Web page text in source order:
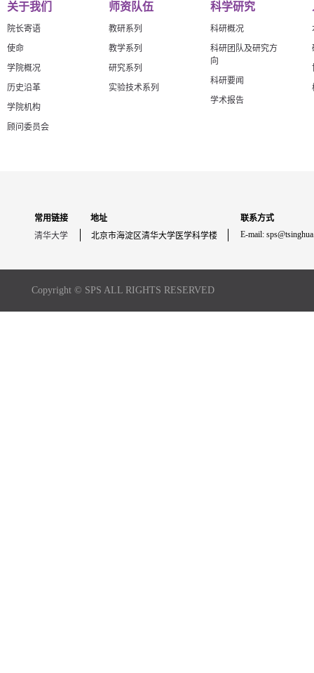
关于我们
院长寄语
使命
学院概况
历史沿革
学院机构
顾问委员会
师资队伍
教研系列
教学系列
研究系列
实验技术系列
科学研究
科研概况
科研团队及研究方
向
科研要闻
学术报告
常用链接 地址
联系方式
清华大学
北京市海淀区清华大学医学科学楼 E-mail:
Copyright © SPS ALL RIGHTS RESERVED